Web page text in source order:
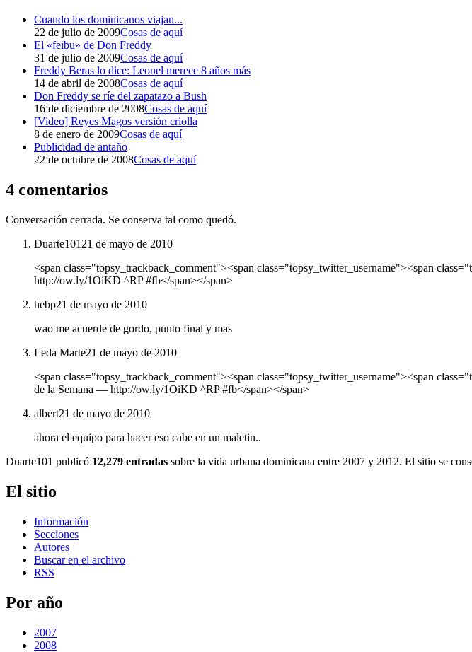
Cuando los dominicanos viajan...
22 de julio de 2009Cosas de aquí
El «feibu» de Don Freddy
31 de julio de 2009Cosas de aquí
Freddy Beras lo dice: Leonel merece 8 años más
14 de abril de 2008Cosas de aquí
Don Freddy se ríe del zapatazo a Bush
16 de diciembre de 2008Cosas de aquí
[Video] Reyes Magos versión criolla
8 de enero de 2009Cosas de aquí
Publicidad de antaño
22 de octubre de 2008Cosas de aquí
4 comentarios
Conversación cerrada. Se conserva tal como quedó.
Duarte101 21 de mayo de 2010
<span class="topsy_trackback_comment"><span class="topsy_twitter_username"><span
http://ow.ly/1OiKD ^RP #fb</span></span>
hebp21 de mayo de 2010
wao me acuerde de gordo, punto final y mas
Leda Marte21 de mayo de 2010
<span class="topsy_trackback_comment"><span class="topsy_twitter_username"><span
de la Semana — http://ow.ly/1OiKD ^RP #fb</span></span>
albert21 de mayo de 2010
ahora el equipo para hacer eso cabe en un maletin..
Duarte101 publicó 12,279 entradas sobre la vida urbana dominicana entre 2007 y 2012. El sitio se
El sitio
Información
Secciones
Autores
Buscar en el archivo
RSS
Por año
2007
2008